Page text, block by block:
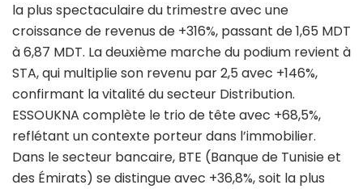
la plus spectaculaire du trimestre avec une
croissance de revenus de +316%, passant de 1,65 MDT
à 6,87 MDT. La deuxième marche du podium revient à
STA, qui multiplie son revenu par 2,5 avec +146%,
confirmant la vitalité du secteur Distribution.
ESSOUKNA complète le trio de tête avec +68,5%,
reflétant un contexte porteur dans l’immobilier.
Dans le secteur bancaire, BTE (Banque de Tunisie et
des Émirats) se distingue avec +36,8%, soit la plus